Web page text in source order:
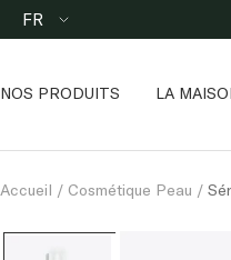
Passer
au
Langue
FR
NOS PRODUITS LA
Accueil Cosmétique Peau